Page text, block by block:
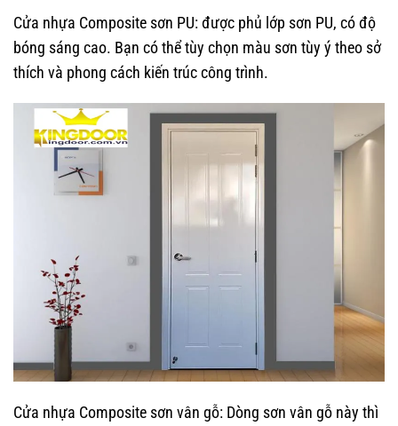
Cửa nhựa Composite sơn PU: được phủ lớp sơn PU, có độ
bóng sáng cao. Bạn có thể tùy chọn màu sơn tùy ý theo sở
thích và phong cách kiến trúc công trình.
Cửa nhựa Composite sơn vân gỗ: Dòng sơn vân gỗ này thì